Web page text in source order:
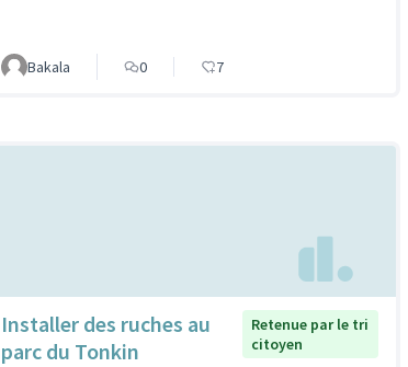
Bakala 0 7
Installer des ruches au
parc du Tonkin
Retenue par le tri
citoyen